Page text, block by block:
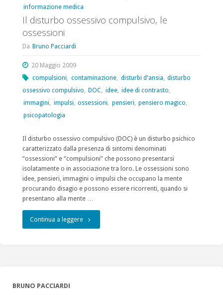
le
informazione medica
Il disturbo ossessivo compulsivo, le
ossessioni
Da Bruno Pacciardi
20 Maggio 2009
compulsioni, contaminazione, disturbi d'ansia, disturbo
ossessivo compulsivo, DOC, idee, idee di contrasto,
immagini, impulsi, ossessioni, pensieri, pensiero magico,
psicopatologia
Il disturbo ossessivo compulsivo (DOC) è un disturbo psichico
caratterizzato dalla presenza di sintomi denominati
“ossessioni” e “compulsioni” che possono presentarsi
isolatamente o in associazione tra loro. Le ossessioni sono
idee, pensieri, immagini o impulsi che occupano la mente
procurando disagio e possono essere ricorrenti, quando si
presentano alla mente …
Continua a leggere"Il
BRUNO PACCIARDI